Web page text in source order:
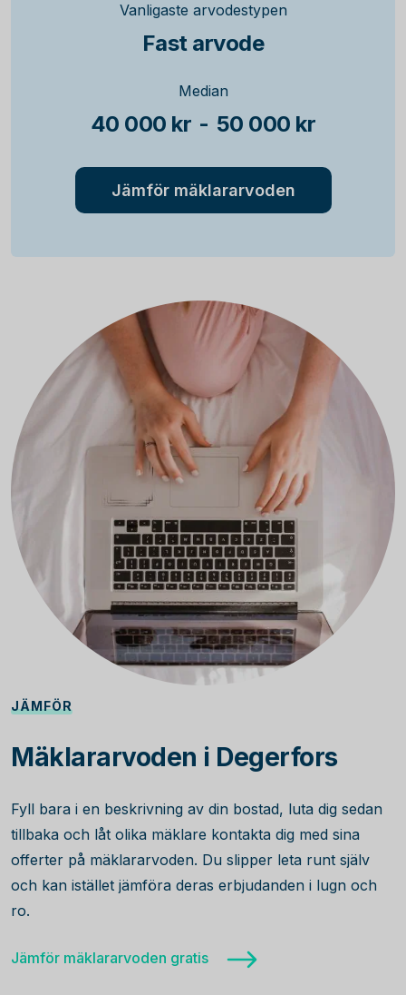
Vanligaste arvodestypen
Fast arvode
Median
40 000 kr - 50 000 kr
Jämför mäklararvoden
JÄMFÖR
Mäklararvoden i Degerfors
Fyll bara i en beskrivning av din bostad, luta dig sedan
tillbaka och låt olika mäklare kontakta dig med sina
offerter på mäklararvoden. Du slipper leta runt själv
och kan istället jämföra deras erbjudanden i lugn och
ro.
Jämför mäklararvoden gratis